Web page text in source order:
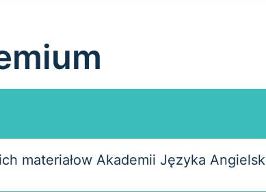
materiałow Akademii Języka